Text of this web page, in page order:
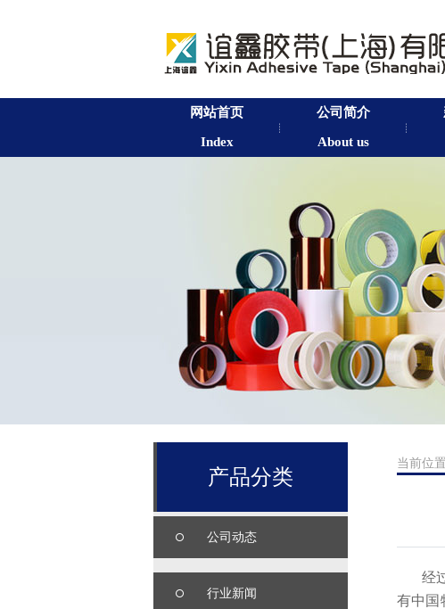
网站首页
Index
公司简介
About us
产品分类
公司动态
行业新闻
当前位置
经
有中国